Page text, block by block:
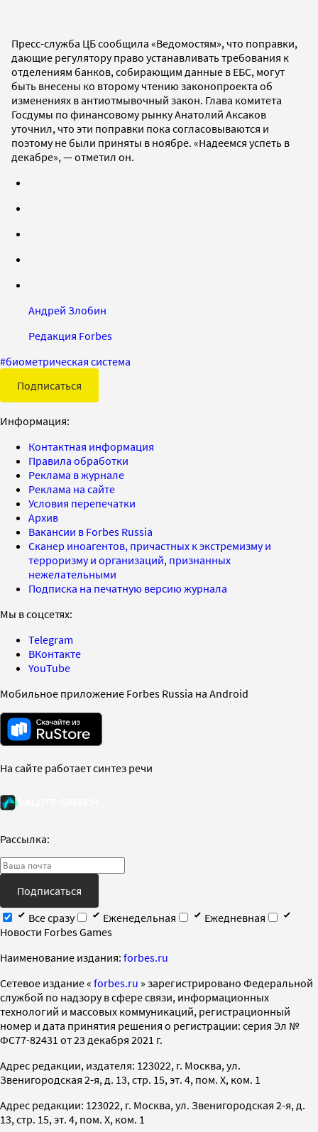
Пресс-служба ЦБ сообщила «Ведомостям», что поправки,
дающие регулятору право устанавливать требования к
отделениям банков, собирающим данные в ЕБС, могут
быть внесены ко второму чтению законопроекта об
изменениях в антиотмывочный закон. Глава комитета
Госдумы по финансовому рынку Анатолий Аксаков
уточнил, что эти поправки пока согласовываются и
поэтому не были приняты в ноябре. «Надеемся успеть в
декабре», — отметил он.
Андрей Злобин
Редакция Forbes
#биометрическая система
Подписаться
Информация:
Контактная информация
Правила обработки
Реклама в журнале
Реклама на сайте
Условия перепечатки
Архив
Вакансии в Forbes Russia
Сканер иноагентов, причастных к экстремизму и
терроризму и организаций, признанных
нежелательными
Подписка на печатную версию журнала
Мы в соцсетях:
Telegram
ВКонтакте
YouTube
Мобильное приложение Forbes Russia на Android
На сайте работает синтез речи
Рассылка:
Подписаться
Все сразу
Еженедельная
Ежедневная
Новости Forbes Games
Наименование издания: forbes.ru
Cетевое издание « forbes.ru » зарегистрировано Федеральной
службой по надзору в сфере связи, информационных
технологий и массовых коммуникаций, регистрационный
номер и дата принятия решения о регистрации: серия Эл №
ФС77-82431 от 23 декабря 2021 г.
Адрес редакции, издателя: 123022, г. Москва, ул.
Звенигородская 2-я, д. 13, стр. 15, эт. 4, пом. X, ком. 1
Адрес редакции: 123022, г. Москва, ул. Звенигородская 2-я, д.
13, стр. 15, эт. 4, пом. X, ком. 1